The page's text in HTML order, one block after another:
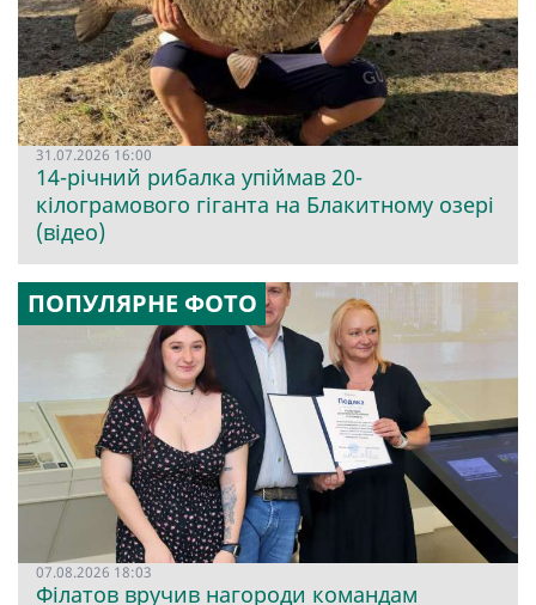
31.07.2026 16:00
14-річний рибалка упіймав 20-
кілограмового гіганта на Блакитному озері
(відео)
ПОПУЛЯРНЕ ФОТО
07.08.2026 18:03
Філатов вручив нагороди командам